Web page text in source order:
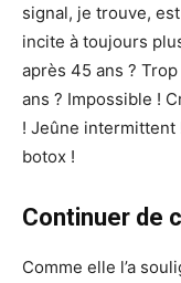
signal, je trouve,
incite à toujours
après 45 ans ?
ans ? Impossible !
! Jeûne intermittent
botox !
Continuer de
Comme elle l’a